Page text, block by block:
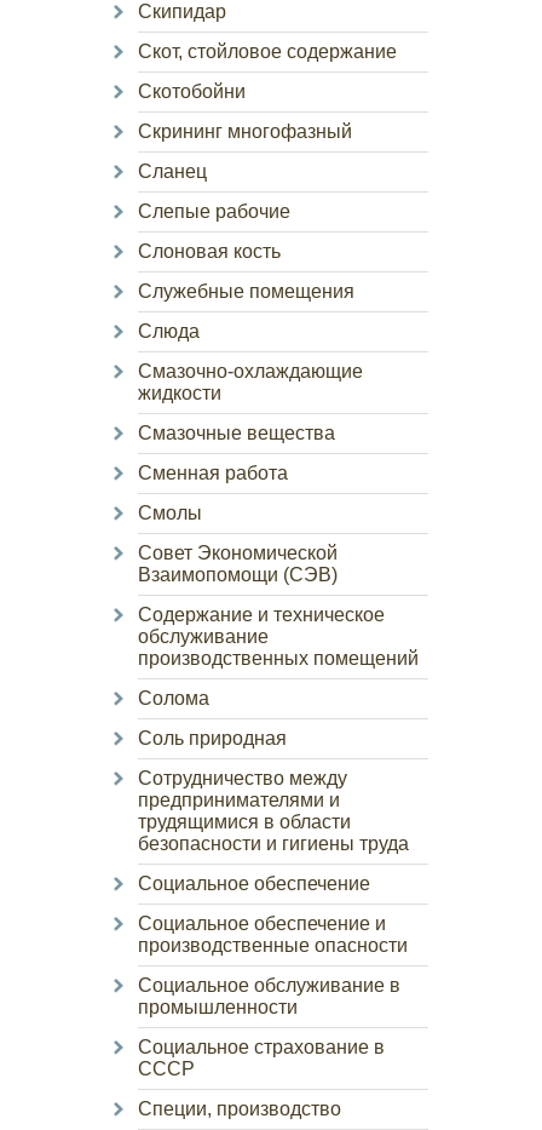
Скипидар
Скот, стойловое содержание
Скотобойни
Скрининг многофазный
Сланец
Слепые рабочие
Слоновая кость
Служебные помещения
Слюда
Смазочно-охлаждающие
жидкости
Смазочные вещества
Сменная работа
Смолы
Совет Экономической
Взаимопомощи (СЭВ)
Содержание и техническое
обслуживание
производственных помещений
Солома
Соль природная
Сотрудничество между
предпринимателями и
трудящимися в области
безопасности и гигиены труда
Социальное обеспечение
Социальное обеспечение и
производственные опасности
Социальное обслуживание в
промышленности
Социальное страхование в
СССР
Специи, производство